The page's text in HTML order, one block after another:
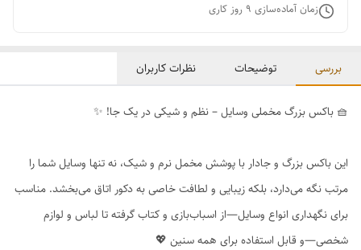
زمان آماده‌سازی 9 روز کاری
بررسی توضیحات نظرات کاربران
🧺 باکس بزرگ مخملی وسایل – نظم و شیکی در یک جا! ✨
این باکس بزرگ و جادار با پوشش مخمل نرم و شیک، نه تنها وسایل شما را
مرتب نگه می‌دارد، بلکه زیبایی و لطافت خاصی به دکور اتاق می‌بخشد. مناسب
برای نگهداری انواع وسایل—از اسباب‌بازی و کتاب گرفته تا لباس و لوازم
شخصی—و قابل استفاده برای همه سنین 💖